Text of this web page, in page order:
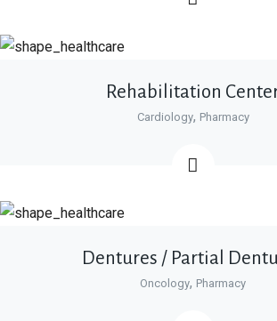
Rehabilitation
Cardiology, Pharmacy
Dentures / Partial
Oncology, Pharmacy